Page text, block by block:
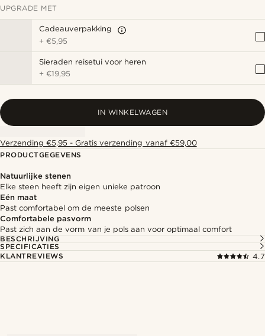
UPGRADE MET
Cadeauverpakking
+€5,95
Sieraden reisetui voor heren
+€19,95
IN WINKELWAGEN
Verzending €5,95 - Gratis verzending vanaf €59,00
PRODUCTGEGEVENS
Natuurlijke stenen
Elke steen heeft zijn eigen unieke patroon
Eén maat
Past comfortabel om de meeste polsen
Comfortabele pasvorm
Past zich aan de vorm van je pols aan voor optimaal comfort
BESCHRIJVING
SPECIFICATIES
KLANTREVIEWS
4.7